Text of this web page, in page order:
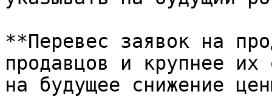
**Перевес заявок на
продавцов и крупнее
на будущее снижение